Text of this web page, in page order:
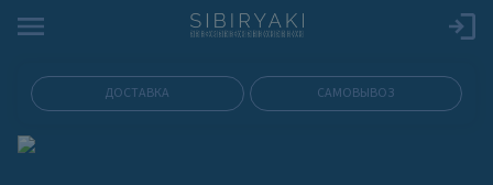
ДОСТАВКА САМОВЫВОЗ